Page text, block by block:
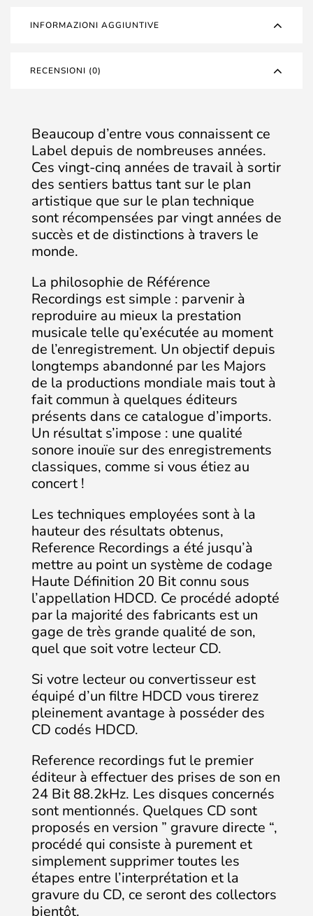
INFORMAZIONI AGGIUNTIVE
RECENSIONI (0)
Beaucoup d’entre vous connaissent ce
Label depuis de nombreuses années.
Ces vingt-cinq années de travail à sortir
des sentiers battus tant sur le plan
artistique que sur le plan technique
sont récompensées par vingt années de
succès et de distinctions à travers le
monde.
La philosophie de Référence
Recordings est simple : parvenir à
reproduire au mieux la prestation
musicale telle qu’exécutée au moment
de l’enregistrement. Un objectif depuis
longtemps abandonné par les Majors
de la productions mondiale mais tout à
fait commun à quelques éditeurs
présents dans ce catalogue d’imports.
Un résultat s’impose : une qualité
sonore inouïe sur des enregistrements
classiques, comme si vous étiez au
concert !
Les techniques employées sont à la
hauteur des résultats obtenus,
Reference Recordings a été jusqu’à
mettre au point un système de codage
Haute Définition 20 Bit connu sous
l’appellation HDCD. Ce procédé adopté
par la majorité des fabricants est un
gage de très grande qualité de son,
quel que soit votre lecteur CD.
Si votre lecteur ou convertisseur est
équipé d’un filtre HDCD vous tirerez
pleinement avantage à posséder des
CD codés HDCD.
Reference recordings fut le premier
éditeur à effectuer des prises de son en
24 Bit 88.2kHz. Les disques concernés
sont mentionnés. Quelques CD sont
proposés en version ” gravure directe “,
procédé qui consiste à purement et
simplement supprimer toutes les
étapes entre l’interprétation et la
gravure du CD, ce seront des collectors
bientôt.